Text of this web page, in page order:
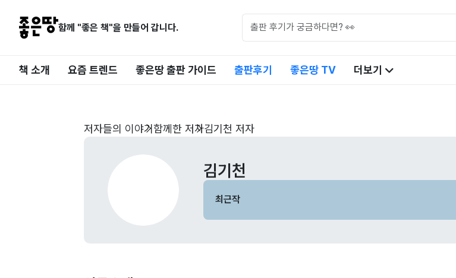
함께 "좋은 책"을 만들어 갑니다.
책 소개 요즘 트렌드 좋은땅 출판 가이드 출판후기 좋은땅 TV 더보기
저자들의 이야기 함께한 저자김기천 저자
김기천
최근작